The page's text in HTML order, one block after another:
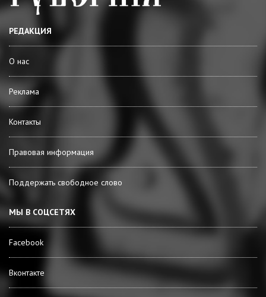
РЕДАКЦИЯ
О нас
Реклама
Контакты
Правовая информация
Поддержать свободное слово
МЫ В СОЦСЕТЯХ
Facebook
Вконтакте